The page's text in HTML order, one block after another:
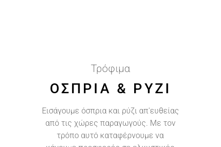
Τρόφιμα
ΌΣΠΡΙΑ & ΡΎΖΙ
Εισάγουμε όσπρια και ρύζι απ'ευθείας
από τις χώρες παραγωγούς. Με τον
τρόπο αυτό καταφέρνουμε να